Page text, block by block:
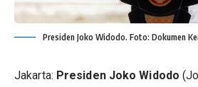
Presiden Joko Widodo. Foto: Dokumen
Jakarta: Presiden Joko Widodo